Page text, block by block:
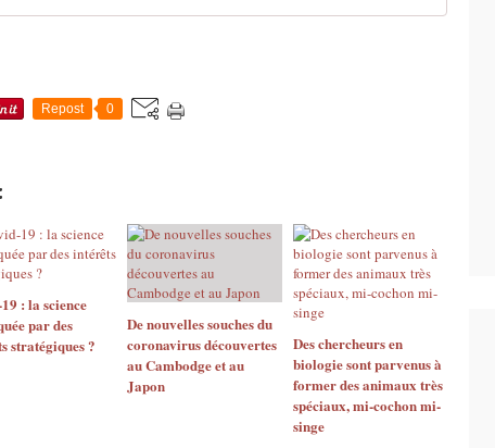
Repost 0
: la science
par des
stratégiques ?
De nouvelles souches du
coronavirus découvertes
au Cambodge et au
Japon
Des chercheurs en
biologie sont parvenus à
former des animaux très
spéciaux, mi-cochon mi-
singe